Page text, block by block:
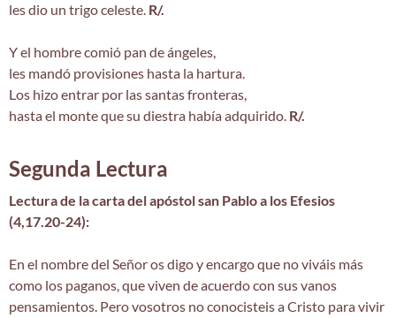
les dio un trigo celeste. R/.
Y el hombre comió pan de ángeles,
les mandó provisiones hasta la hartura.
Los hizo entrar por las santas fronteras,
hasta el monte que su diestra había adquirido. R/.
Segunda Lectura
Lectura de la carta del apóstol san Pablo a los Efesios
(4,17.20-24):
En el nombre del Señor os digo y encargo que no viváis más
como los paganos, que viven de acuerdo con sus vanos
pensamientos. Pero vosotros no conocisteis a Cristo para vivir